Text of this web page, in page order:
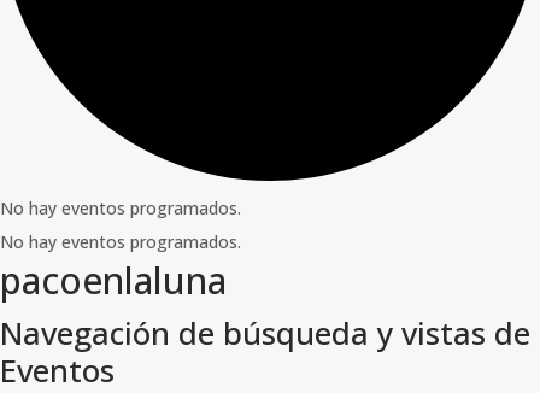
No hay eventos programados.
No hay eventos programados.
pacoenlaluna
Navegación de búsqueda y vistas de
Eventos